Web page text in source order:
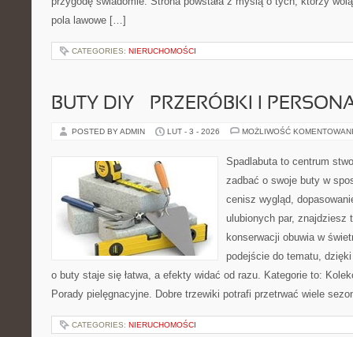
pola lawowe […]
CATEGORIES: NIERUCHOMOŚCI
BUTY DIY – PRZERÓBKI I
POSTED BY ADMIN LUT - 3 - 2026 MOŻLIWOŚĆ
Spadlabuta to centrum
zadbać o swoje buty w
cenisz wygląd,
ulubionych par, znajdziesz
konserwacji obuwia w
podejście do tematu,
o buty staje się łatwa, a efekty widać od razu. Kategorie to:
Porady pielęgnacyjne. Dobre trzewiki potrafi przetrwać wiele
CATEGORIES: NIERUCHOMOŚCI